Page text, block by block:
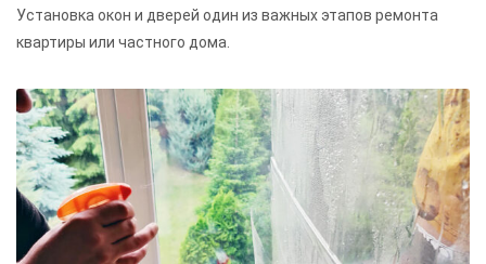
Установка окон и дверей один из важных этапов ремонта
квартиры или частного дома.